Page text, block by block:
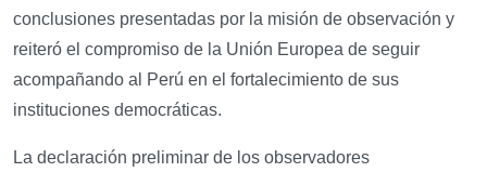
conclusiones presentadas por la misión de observación y
reiteró el compromiso de la Unión Europea de seguir
acompañando al Perú en el fortalecimiento de sus
instituciones democráticas.
La declaración preliminar de los observadores